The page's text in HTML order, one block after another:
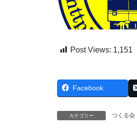
Post Views: 1,151
Facebook
カテゴリー つくる会